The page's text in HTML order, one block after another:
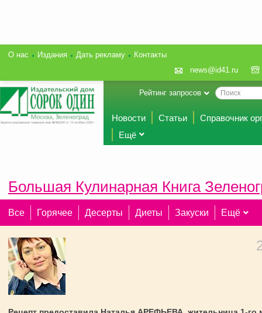
О нас Издания Дать рекламу
Контакты
news@id41.ru
Рейтинг запросов
Новости Статьи
Справочник
Ещё
Большая Кулинарная Книга
Все Горячее Десерты Диеты Закуски Ещё